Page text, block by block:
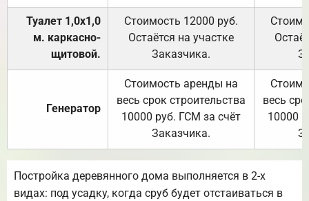
Туалет 1,0х1,0
м. каркасно-
щитовой.
Стоимость 12000 руб.
Остаётся на участке
Заказчика.
Генератор
Стоимость аренды на
весь срок строительства
10000 руб. ГСМ за счёт
Заказчика.
весь
10000
Постройка деревянного дома выполняется в 2-х
видах: под усадку, когда сруб будет отстаиваться в